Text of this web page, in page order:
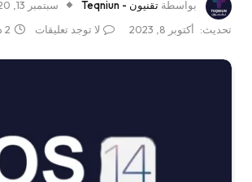
بواسطة تقنيون - Teqniun سبتمبر 13, 2020
تحديث:
أكتوبر 8, 2023 لا توجد تعليقات 2 دقائق